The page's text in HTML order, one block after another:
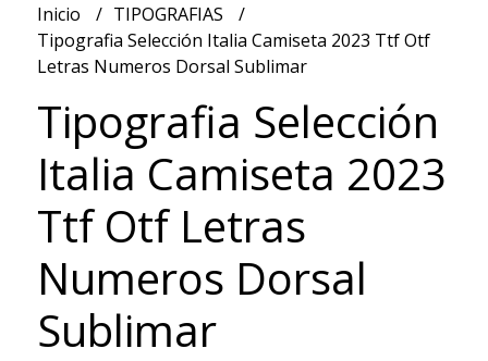
Inicio
TIPOGRAFIAS
Tipografia Selección Italia Camiseta 2023 Ttf Otf
Letras Numeros Dorsal Sublimar
Tipografia Selección
Italia Camiseta 2023
Ttf Otf Letras
Numeros Dorsal
Sublimar